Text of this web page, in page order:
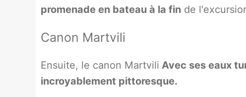
promenade en bateau à la fin de
Canon Martvili
Ensuite, le canon Martvili Avec ses eaux
incroyablement pittoresque.